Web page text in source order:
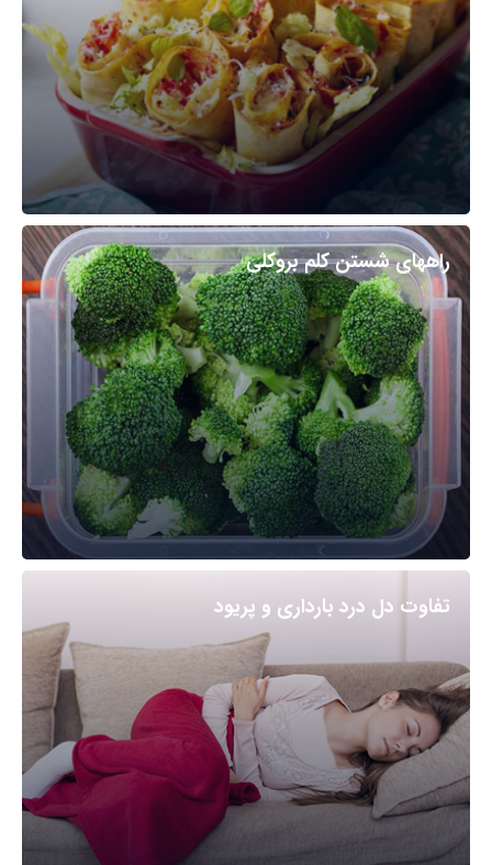
راههای شستن کلم بروکلی
تفاوت دل درد بارداری و پریود